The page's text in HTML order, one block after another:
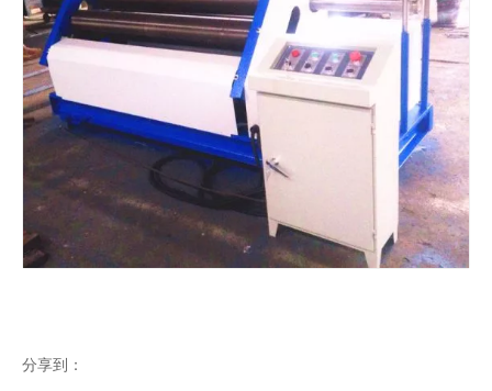
三辊预弯板轧机（W11F-2X1500）
分享到：